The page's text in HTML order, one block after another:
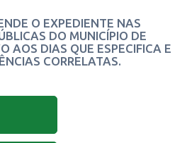
O EXPEDIENTE NAS
DO MUNICÍPIO DE
AOS DIAS QUE ESPECIFICA E
CORRELATAS.